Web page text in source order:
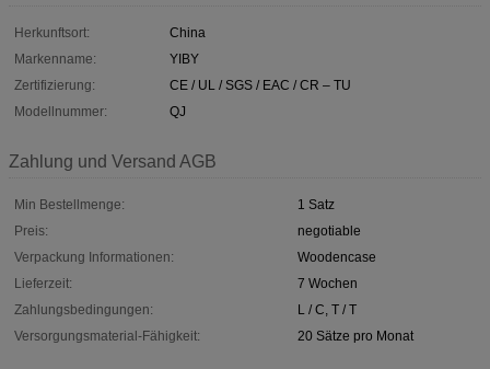
Herkunftsort:
China
Markenname:
YIBY
Zertifizierung:
CE / UL / SGS / EAC / CR – TU
Modellnummer:
QJ
Zahlung und Versand AGB
Min Bestellmenge:
1 Satz
Preis:
negotiable
Verpackung Informationen:
Woodencase
Lieferzeit:
7 Wochen
Zahlungsbedingungen:
L / C, T / T
Versorgungsmaterial-Fähigkeit:
20 Sätze pro Monat